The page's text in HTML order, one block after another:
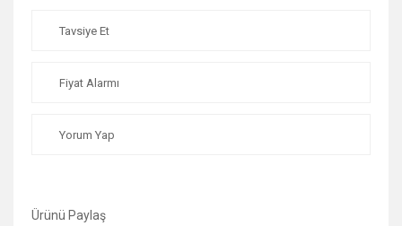
Tavsiye Et
Fiyat Alarmı
Yorum Yap
Ürünü Paylaş